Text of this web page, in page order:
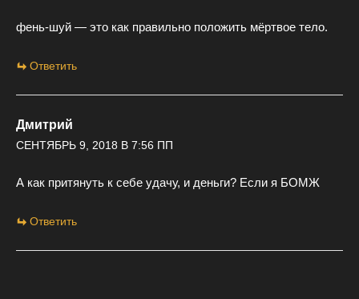
фень-шуй — это как правильно положить мёртвое тело.
Ответить
Дмитрий
СЕНТЯБРЬ 9, 2018 В 7:56 ПП
А как притянуть к себе удачу, и деньги? Если я БОМЖ
Ответить